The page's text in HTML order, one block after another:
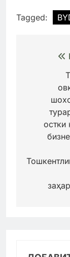
Tagged:
остки